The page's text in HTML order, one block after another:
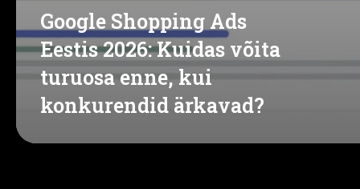
Google Shopping Ads
Eestis 2026: Kuidas võita
turuosa enne, kui
konkurendid ärkavad?